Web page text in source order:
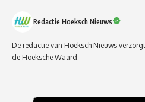
Redactie Hoeksch Nieuws
De redactie van Hoeksch Nieuws
de Hoeksche Waard.